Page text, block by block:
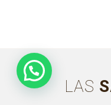
LAS